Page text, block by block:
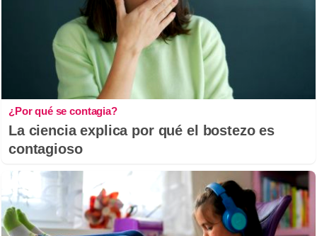
¿Por qué se contagia?
La ciencia explica por qué el bostezo es
contagioso